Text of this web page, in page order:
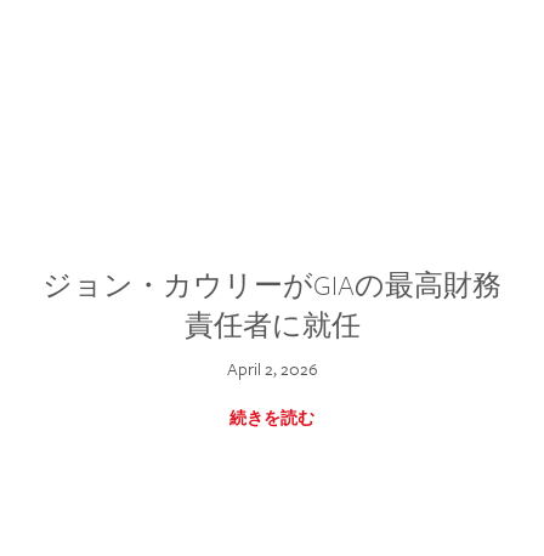
ジョン・カウリーがGIAの最高財務
責任者に就任
April 2, 2026
続きを読む